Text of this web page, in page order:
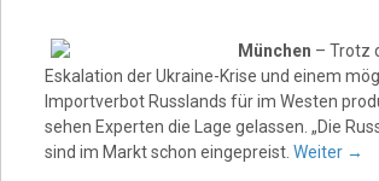
München – Trotz
Eskalation der Ukraine-Krise und einem
Importverbot Russlands für im Westen
sehen Experten die Lage gelassen. „Die
sind im Markt schon eingepreist. Weiter →